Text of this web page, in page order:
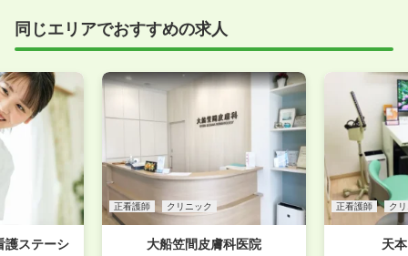
事前に確認することは可能ですので、お気軽にお申し
付けください！
同じエリアでおすすめの求人
護ステーシ
正看護師 クリニック
大船笠間皮膚科医院
正看護師 ク
天